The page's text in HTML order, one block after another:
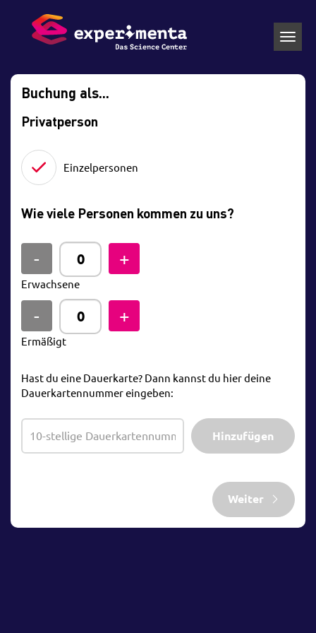
Buchung als...
Privatperson
Einzelpersonen
Wie viele Personen kommen zu uns?
Erwachsene
Ermäßigt
Hast du eine Dauerkarte? Dann kannst du hier deine
Dauerkartennummer eingeben:
Hinzufügen
Weiter